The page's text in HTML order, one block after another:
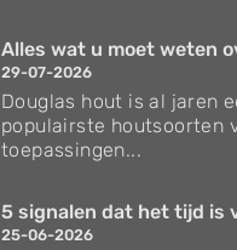
Alles wat u moet weten
29-07-2026
Douglas hout is al jaren
populairste houtsoorten
toepassingen...
5 signalen dat het tijd is
25-06-2026